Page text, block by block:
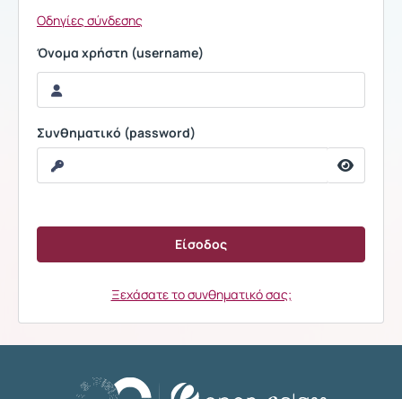
Οδηγίες σύνδεσης
Όνομα χρήστη (username)
Συνθηματικό (password)
Ξεχάσατε το συνθηματικό σας;